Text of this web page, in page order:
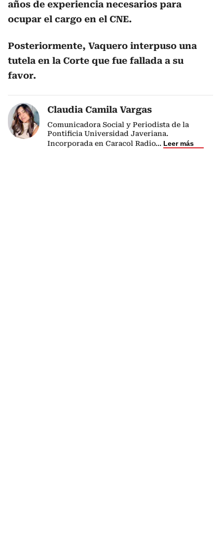
años de experiencia necesarios para
ocupar el cargo en el CNE.
Posteriormente, Vaquero interpuso una
tutela en la Corte que fue fallada a su
favor.
Claudia Camila Vargas
Comunicadora Social y Periodista de la
Pontificia Universidad Javeriana.
Incorporada en Caracol Radio... Leer más